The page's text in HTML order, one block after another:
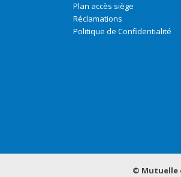
Plan accès siège
Réclamations
Politique de Confidentialité
© Mutuelle